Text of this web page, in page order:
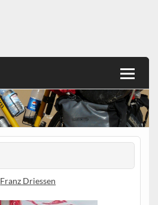
Franz Driessen